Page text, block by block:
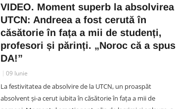
VIDEO. Moment superb la absolvirea
UTCN: Andreea a fost cerută în
căsătorie în fața a mii de studenți,
profesori și părinți. „Noroc că a spus
DA!”
09 Iunie
La festivitatea de absolvire de la UTCN, un proaspăt
absolvent și-a cerut iubita în căsătorie în fața a mii de
SOCIAL
pe DN 1. Cei doi șoferi,
transportați de urgență la spital